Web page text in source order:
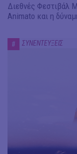
Διεθνές Φεστιβάλ
Animato και η
# ΣΥΝΕΝΤΕΥΞΕΙΣ